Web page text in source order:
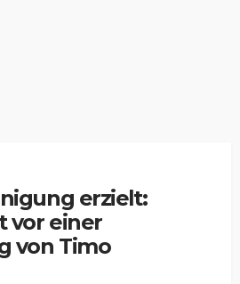
erzielt:
vor einer
von Timo